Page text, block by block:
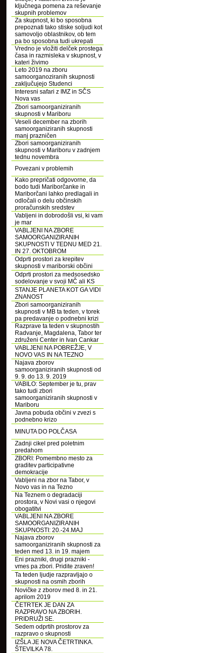
ključnega pomena za reševanje
skupnih problemov
Za skupnost, ki bo sposobna
prepoznati tako stiske soljudi kot
samovoljo oblastnikov, ob tem
pa bo sposobna tudi ukrepati
Vredno je vložiti delček prostega
časa in razmisleka v skupnost, v
kateri živimo
Leto 2019 na zboru
samoorganoziranih skupnosti
zaključujejo Studenci
Interesni safari z IMZ in SČS
Nova vas
Zbori samoorganiziranih
skupnosti v Mariboru
Veseli december na zborih
samoorganiziranih skupnosti
manj prazničen
Zbori samoorganiziranih
skupnosti v Mariboru v zadnjem
tednu novembra
Povezani v problemih
Kako prepričati odgovorne, da
bodo tudi Mariborčanke in
Mariborčani lahko predlagali in
odločali o delu občinskih
proračunskih sredstev
Vabljeni in dobrodošli vsi, ki vam
je mar
VABLJENI NA ZBORE
SAMOORGANIZIRANIH
SKUPNOSTI V TEDNU MED 21.
IN 27. OKTOBROM
Odprti prostori za krepitev
skupnosti v mariborski občini
Odprti prostori za medsosedsko
sodelovanje v svoji MČ ali KS
STANJE PLANETA KOT GA VIDI
ZNANOST
Zbori samoorganiziranih
skupnosti v MB ta teden, v torek
pa predavanje o podnebni krizi
Razprave ta teden v skupnostih
Radvanje, Magdalena, Tabor ter
združeni Center in Ivan Cankar
VABLJENI NA POBREŽJE, V
NOVO VAS IN NA TEZNO
Najava zborov
samoorganiziranih skupnosti od
9. 9. do 13. 9. 2019
VABILO: September je tu, prav
tako tudi zbori
samoorganiziranih skupnosti v
Mariboru
Javna pobuda občini v zvezi s
podnebno krizo
MINUTA DO POLČASA
Zadnji cikel pred poletnim
predahom
ZBORI: Pomembno mesto za
graditev participativne
demokracije
Vabljeni na zbor na Tabor, v
Novo vas in na Tezno
Na Teznem o degradaciji
prostora, v Novi vasi o njegovi
obogatitvi
VABLJENI NA ZBORE
SAMOORGANIZIRANIH
SKUPNOSTI: 20.-24.MAJ
Najava zborov
samoorganiziranih skupnosti za
teden med 13. in 19. majem
Eni prazniki, drugi prazniki -
vmes pa zbori. Pridite zraven!
Ta teden ljudje razpravljajo o
skupnosti na osmih zborih
Novičke z zborov med 8. in 21.
aprilom 2019
ČETRTEK JE DAN ZA
RAZPRAVO NA ZBORIH.
PRIDRUŽI SE.
Sedem odprtih prostorov za
razpravo o skupnosti
IZŠLA JE NOVA ČETRTINKA.
ŠTEVILKA 78.